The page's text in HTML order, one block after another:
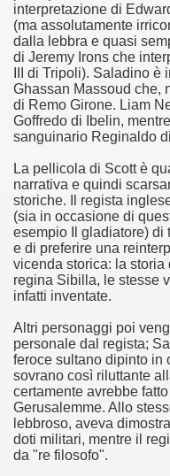
interpretazione di
(ma assolutamente
dalla lebbra e quasi
di Jeremy Irons che
III di Tripoli). Saladino
Ghassan Massoud che,
di Remo Girone. Liam
Goffredo di Ibelin,
sanguinario Reginaldo
La pellicola di Scott è
narrativa e quindi
storiche. Il regista
(sia in occasione di
esempio Il gladiatore) di
e di preferire una
vicenda storica: la
regina Sibilla, le stesse
infatti inventate.
Altri personaggi poi
personale dal regista;
feroce sultano dipinto in
sovrano così riluttante
certamente avrebbe
Gerusalemme. Allo
lebbroso, aveva
doti militari, mentre il
da "re filosofo".
psicopatico
risiede quasi
Se Ti Piacciono
minacce e la vita
e nel sogno di
40 milioni di
nella cultura
Dark Secret –
Se Ti Piacciono
e suspense a cui fa
e suspense a cui fa